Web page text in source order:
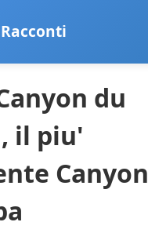
du
il piu'
Canyon